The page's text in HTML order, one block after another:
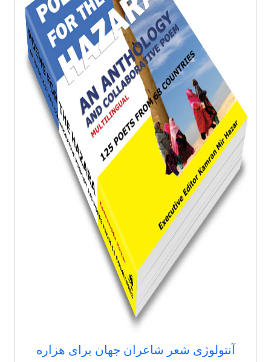
آنتولوژی شعر شاعران جهان برای هزاره